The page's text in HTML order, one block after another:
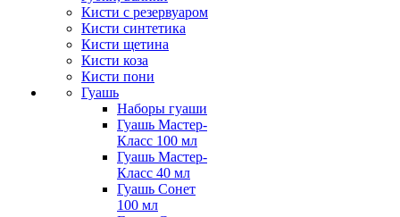
Кисти с резервуаром
Кисти синтетика
Кисти щетина
Кисти коза
Кисти пони
Гуашь
Наборы гуаши
Гуашь Мастер-
Класс 100 мл
Гуашь Мастер-
Класс 40 мл
Гуашь Сонет
100 мл